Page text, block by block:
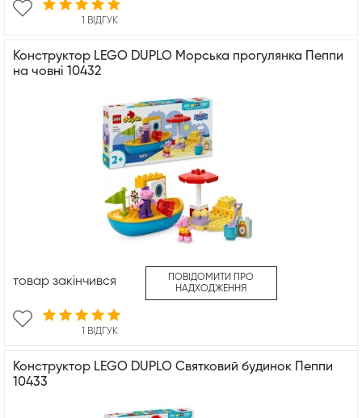
1 ВІДГУК
Конструктор LEGO DUPLO Морська прогулянка Пеппи
на човні 10432
1 ВІДГУК
товар закінчився
ПОВІДОМИТИ ПРО
НАДХОДЖЕННЯ
Конструктор LEGO DUPLO Святковий будинок Пеппи
10433